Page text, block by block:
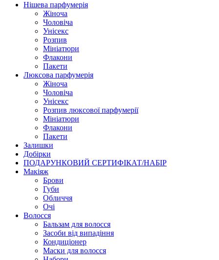
Нішева парфумерія
Жіноча
Чоловіча
Унісекс
Розпив
Мініатюри
Флакони
Пакети
Люксова парфумерія
Жіноча
Чоловіча
Унісекс
Розпив люксової парфумерії
Мініатюри
Флакони
Пакети
Залишки
Добірки
ПОДАРУНКОВИЙ СЕРТИФІКАТ/НАБІР
Макіяж
Брови
Губи
Обличчя
Очі
Волосся
Бальзам для волосся
Засоби від випадіння
Кондиціонер
Маски для волосся